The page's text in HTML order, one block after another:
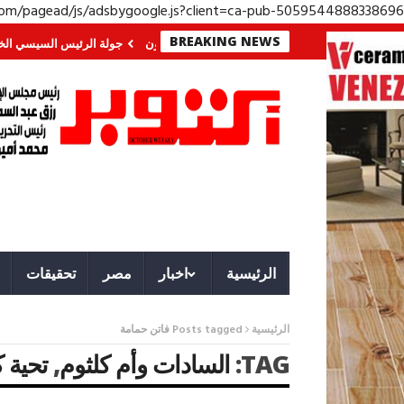
pagead/js/adsbygoogle.js?client=ca-pub-5059544888338696
BREAKING NEWS
في الجنوب؟ معركة لا تُرى.. وحراس لا ينامون جولة الرئيس السيسي
الرئيسية اخبار مصر تحقيقات
الرئيسية Posts tagged فاتن حمامة
TAG: السادات وأم كلثوم,تحية